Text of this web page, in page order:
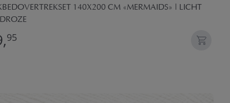
140X200 CM «MERMAIDS» | LICHT
95